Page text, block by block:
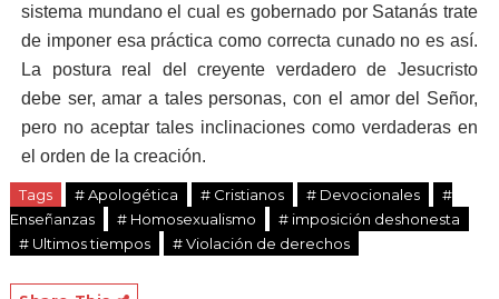
sistema mundano el cual es gobernado por Satanás trate
de imponer esa práctica como correcta cunado no es así.
La postura real del creyente verdadero de Jesucristo
debe ser, amar a tales personas, con el amor del Señor,
pero no aceptar tales inclinaciones como verdaderas en
el orden de la creación.
Tags # Apologética # Cristianos # Devocionales
#
Enseñanzas
# Homosexualismo
# imposición deshonesta
# Ultimos tiempos
# Violación de derechos